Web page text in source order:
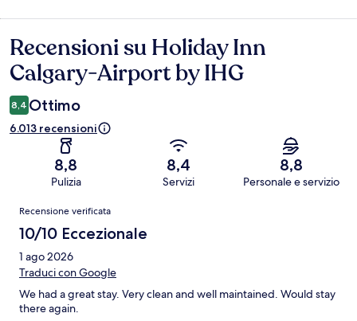
Recensioni
Recensioni su Holiday Inn
Calgary-Airport by IHG
8,4 Ottimo
6.013 recensioni
8,8
Pulizia
8,4
Servizi
8,8
Personale e servizio
Recensioni
Recensione verificata
10/10 Eccezionale
1 ago 2026
Traduci con Google
We had a great stay. Very clean and well maintained. Would stay
there again.